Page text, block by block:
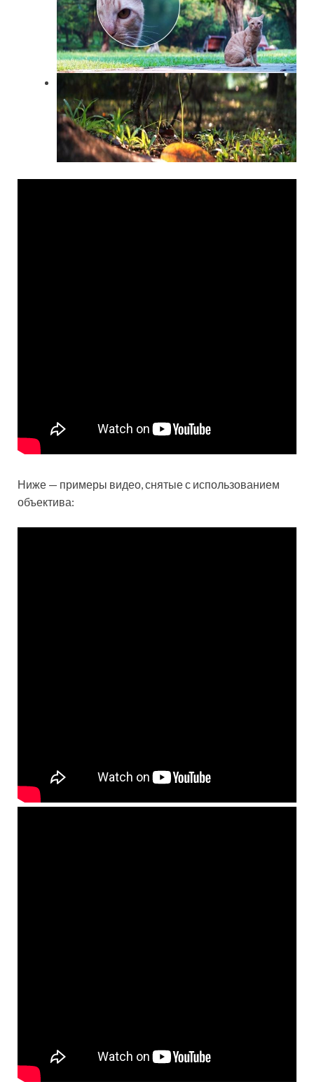
Ниже — примеры видео, снятые с использованием
объектива: